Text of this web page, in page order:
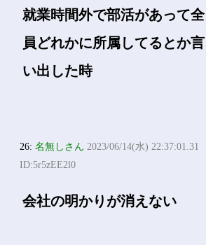
就業時間外で部活があって全
員どれかに所属してるとか言
い出した時
26:名無しさん 2023/06/14(水) 22:37:01.31
ID:5r5zEE2l0
会社の明かりが消えない